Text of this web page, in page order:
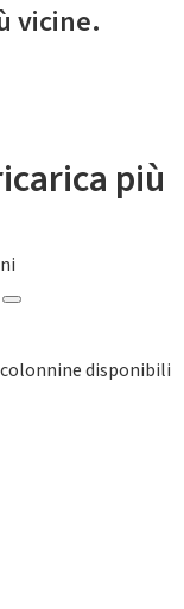
vicine.
più
disponibili